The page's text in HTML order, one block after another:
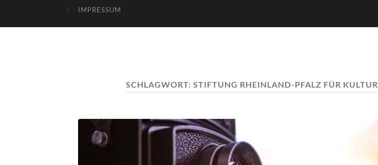
IMPRESSUM
SCHLAGWORT: STIFTUNG RHEINLAND-PFALZ FÜR KULTUR